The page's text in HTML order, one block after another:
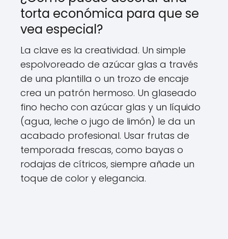
torta económica para que se
vea especial?
La clave es la creatividad. Un simple
espolvoreado de azúcar glas a través
de una plantilla o un trozo de encaje
crea un patrón hermoso. Un glaseado
fino hecho con azúcar glas y un líquido
(agua, leche o jugo de limón) le da un
acabado profesional. Usar frutas de
temporada frescas, como bayas o
rodajas de cítricos, siempre añade un
toque de color y elegancia.